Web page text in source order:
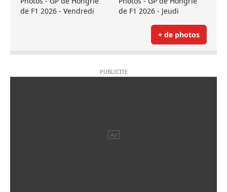
de F1 2026 - Vendredi
de F1 2026 - Jeudi
+ de photos